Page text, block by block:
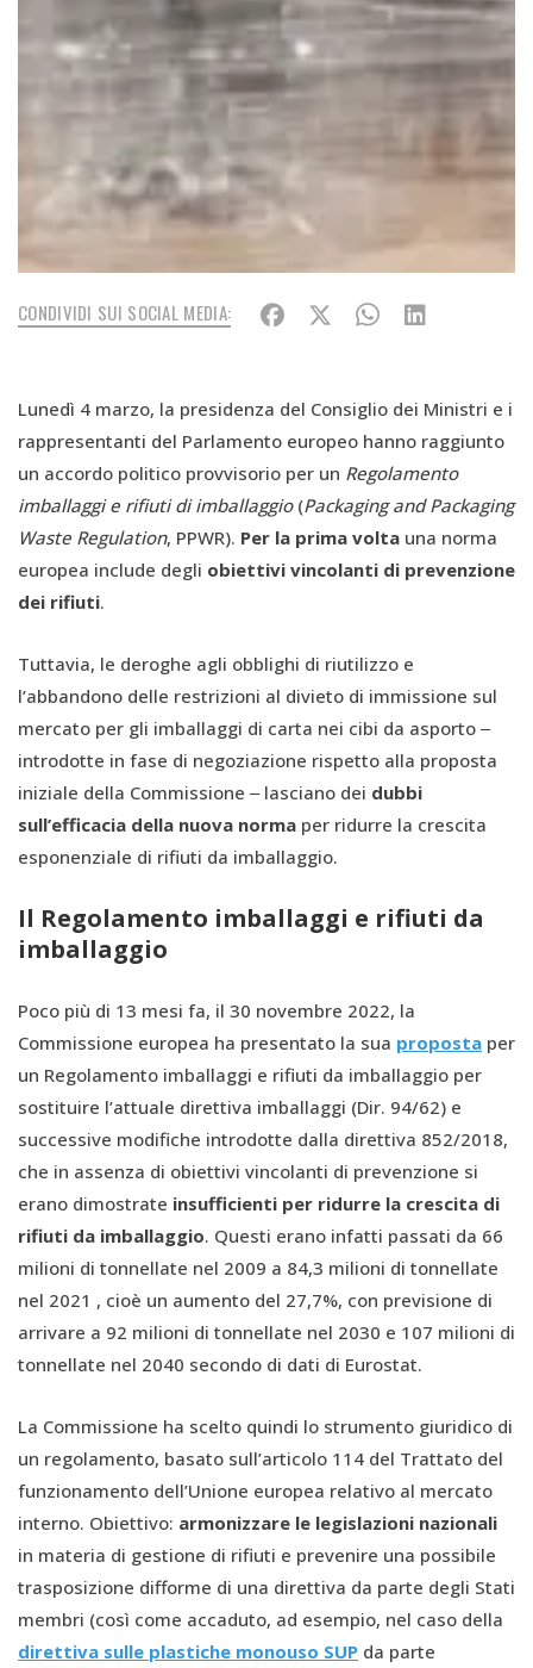
CONDIVIDI SUI SOCIAL MEDIA:
Lunedì 4 marzo, la presidenza del Consiglio dei Ministri e i
rappresentanti del Parlamento europeo hanno raggiunto
un accordo politico provvisorio per un Regolamento
imballaggi e rifiuti di imballaggio(Packaging and Packaging
Waste Regulation, PPWR). Per la prima volta una norma
europea include degli obiettivi vincolanti di prevenzione
dei rifiuti.
Tuttavia, le deroghe agli obblighi di riutilizzo e
l’abbandono delle restrizioni al divieto di immissione sul
mercato per gli imballaggi di carta nei cibi da asporto ‒
introdotte in fase di negoziazione rispetto alla proposta
iniziale della Commissione ‒ lasciano dei dubbi
sull’efficacia della nuova norma per ridurre la crescita
esponenziale di rifiuti da imballaggio.
Il Regolamento imballaggi e rifiuti da
imballaggio
Poco più di 13 mesi fa, il 30 novembre 2022, la
Commissione europea ha presentato la sua proposta per
un Regolamento imballaggi e rifiuti da imballaggio per
sostituire l’attuale direttiva imballaggi (Dir. 94/62) e
successive modifiche introdotte dalla direttiva 852/2018,
che in assenza di obiettivi vincolanti di prevenzione si
erano dimostrate insufficienti per ridurre la crescita di
rifiuti da imballaggio. Questi erano infatti passati da 66
milioni di tonnellate nel 2009 a 84,3 milioni di tonnellate
nel 2021 , cioè un aumento del 27,7%, con previsione di
arrivare a 92 milioni di tonnellate nel 2030 e 107 milioni di
tonnellate nel 2040 secondo di dati di Eurostat.
La Commissione ha scelto quindi lo strumento giuridico di
un regolamento, basato sull’articolo 114 del Trattato del
funzionamento dell’Unione europea relativo al mercato
interno. Obiettivo: armonizzare le legislazioni nazionali
in materia di gestione di rifiuti e prevenire una possibile
trasposizione difforme di una direttiva da parte degli Stati
membri (così come accaduto, ad esempio, nel caso della
direttiva sulle plastiche monouso SUP da parte